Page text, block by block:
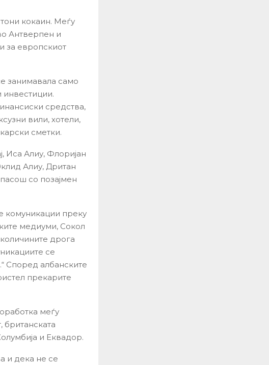
кокаин. Меѓу
Антверпен и
за европскиот
занимавала само
инвестиции.
средства,
вили, хотели,
сметки.
Иса Алиу, Флоријан
Алиу, Дритан
со позајмен
комуникации преку
медиуми, Сокол
дрога
се
Според албанските
прекарите
меѓу
британската
и Еквадор.
и дека не се